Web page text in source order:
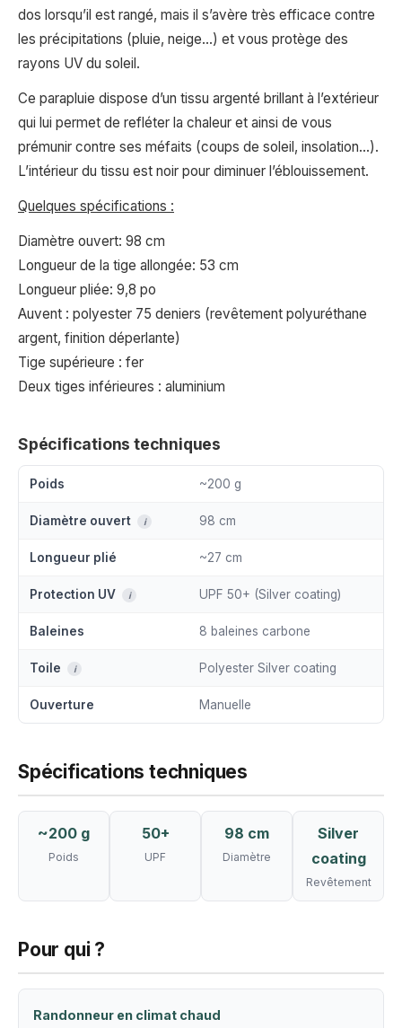
dos lorsqu’il est rangé, mais il s’avère très efficace contre
les précipitations (pluie, neige…) et vous protège des
rayons UV du soleil.
Ce parapluie dispose d’un tissu argenté brillant à l’extérieur
qui lui permet de refléter la chaleur et ainsi de vous
prémunir contre ses méfaits (coups de soleil, insolation…).
L’intérieur du tissu est noir pour diminuer l’éblouissement.
Quelques spécifications :
Diamètre ouvert: 98 cm
Longueur de la tige allongée: 53 cm
Longueur pliée: 9,8 po
Auvent : polyester 75 deniers (revêtement polyuréthane
argent, finition déperlante)
Tige supérieure : fer
Deux tiges inférieures : aluminium
Spécifications techniques
Poids ~200 g
Diamètre ouvert i 98 cm
Longueur plié ~27 cm
Protection UV i UPF 50+ (Silver coating)
Baleines 8 baleines carbone
Toile i Polyester Silver coating
Ouverture Manuelle
Spécifications techniques
~200 g
Poids
50+
UPF
98 cm
Diamètre
Silver
coating
Revêtement
Pour qui ?
Randonneur en climat chaud